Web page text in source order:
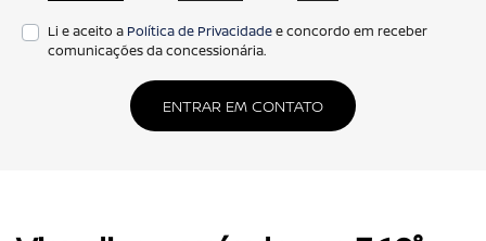
Li e aceito a Política de Privacidadee concordo em receber
comunicações da concessionária.
ENTRAR EM CONTATO